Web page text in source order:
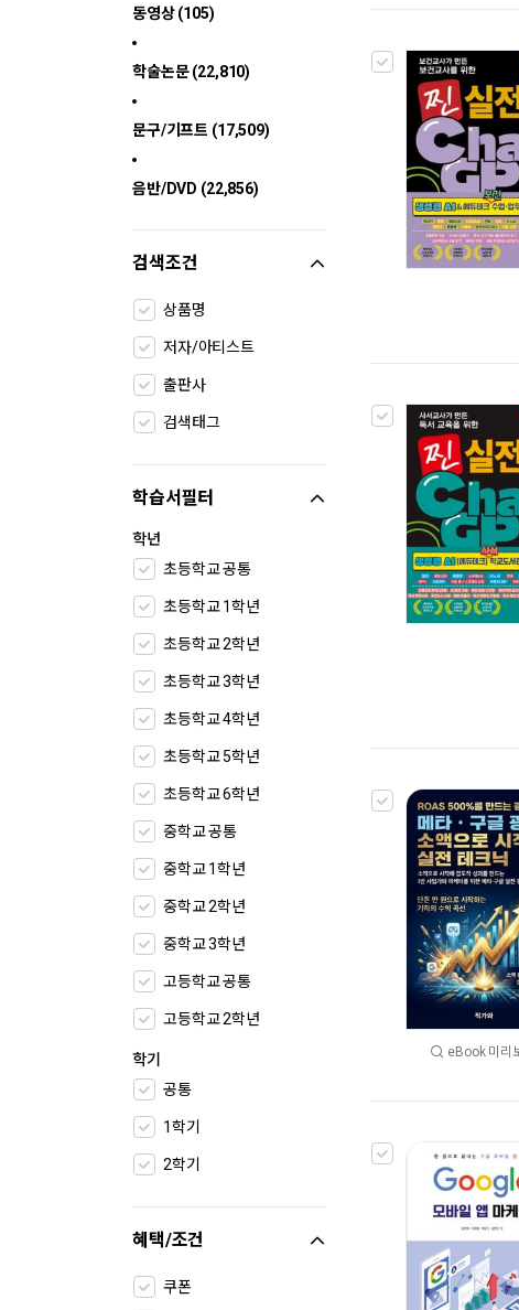
동영상 (105)
학술논문 (22,810)
문구/기프트 (17,509)
음반/DVD (22,856)
검색조건
상품명
저자/아티스트
출판사
검색태그
학습서필터
학년
초등학교 공통
초등학교 1학년
초등학교 2학년
초등학교 3학년
초등학교 4학년
초등학교 5학년
초등학교 6학년
중학교 공통
중학교 1학년
중학교 2학년
중학교 3학년
고등학교 공통
고등학교 2학년
학기
공통
1학기
2학기
혜택/조건
쿠폰
eBook 미리